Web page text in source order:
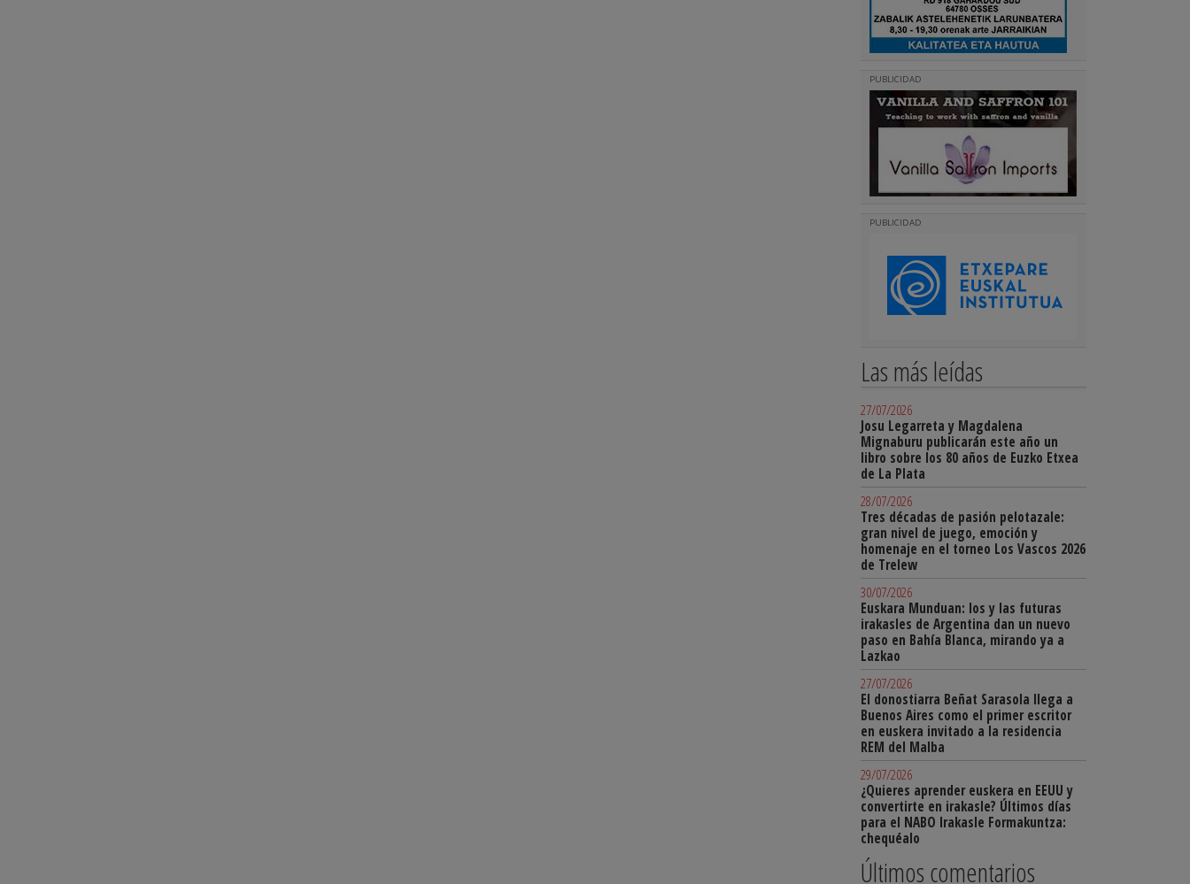
PUBLICIDAD
PUBLICIDAD
Las más leídas
27/07/2026
Josu Legarreta y Magdalena
Mignaburu publicarán este año un
libro sobre los 80 años de Euzko Etxea
de La Plata
28/07/2026
Tres décadas de pasión pelotazale:
gran nivel de juego, emoción y
homenaje en el torneo Los Vascos 2026
de Trelew
30/07/2026
Euskara Munduan: los y las futuras
irakasles de Argentina dan un nuevo
paso en Bahía Blanca, mirando ya a
Lazkao
27/07/2026
El donostiarra Beñat Sarasola llega a
Buenos Aires como el primer escritor
en euskera invitado a la residencia
REM del Malba
29/07/2026
¿Quieres aprender euskera en EEUU y
convertirte en irakasle? Últimos días
para el NABO Irakasle Formakuntza:
chequéalo
Últimos comentarios